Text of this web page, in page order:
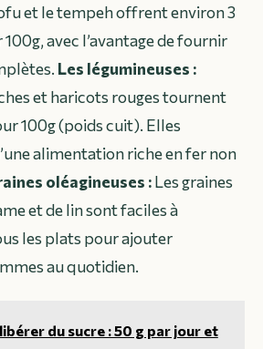
et le tempeh offrent environ 3
avec l’avantage de fournir
Les légumineuses :
et haricots rouges tournent
100g (poids cuit). Elles
alimentation riche en fer non
oléagineuses :Les graines
et de lin sont faciles à
les plats pour ajouter
au quotidien.
du sucre : 50 g par jour et